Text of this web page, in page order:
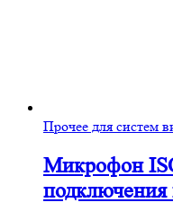
Прочее для систем
Микрофон
подключения